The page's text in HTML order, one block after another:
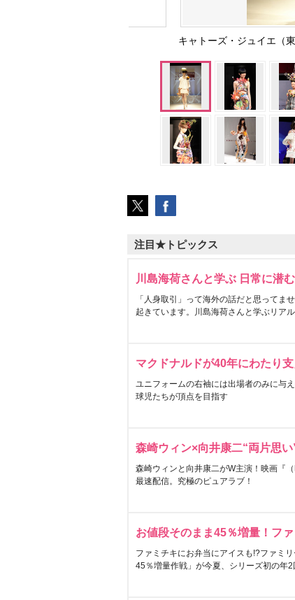
キャトーズ・ジュイエ（
注目★トピックス
川島海荷さんと学ぶ 日常に潜
「人身取引」って海外の話だと思ってま
起きています。川島海荷さんと学ぶリアル
マクドナルドが40年にわたり
ユニフォームの右袖には出場者のみに与
球児たちが頂点を目指す
森崎ウィン×向井康二“両片思い
森崎ウィンと向井康二がW主演！映画『
最速配信。究極のピュアラブ！
お値段そのまま45％増量！フ
ファミチキにお弁当にアイスも!?ファミ
45％増量作戦」が今夏、シリーズ初の年2